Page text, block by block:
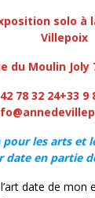
solo à
Villepoix
du Moulin Joly
78 32 24+33 9
pour les arts et
date en partie
date de mon